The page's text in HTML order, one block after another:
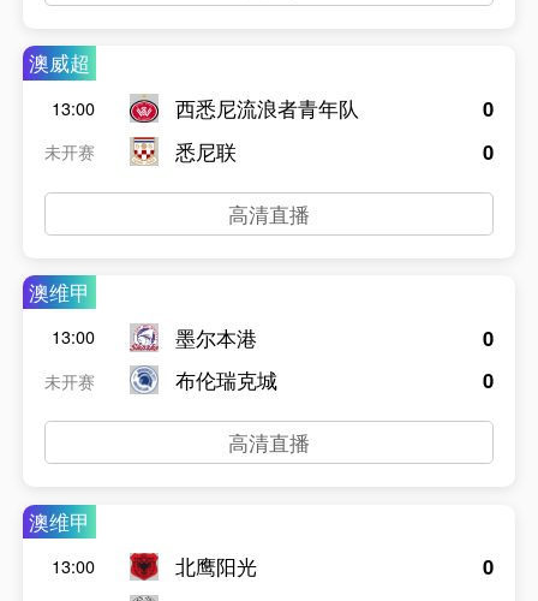
澳威超
13:00
未开赛
西悉尼流浪者青年队
悉尼联
0
0
高清直播
澳维甲
13:00
未开赛
墨尔本港
布伦瑞克城
0
0
高清直播
澳维甲
13:00
北鹰阳光
0